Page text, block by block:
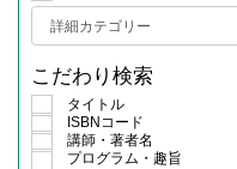
こだわり検索
タイトル
ISBNコード
講師・著者名
プログラム・趣旨